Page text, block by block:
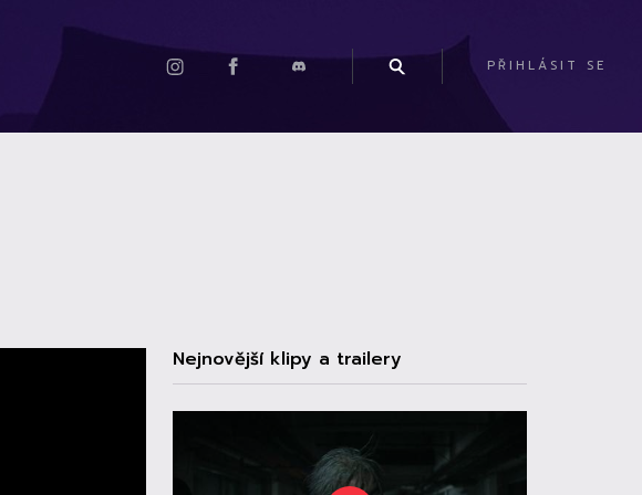
PŘIHLÁSIT SE
Nejnovější klipy a trailery